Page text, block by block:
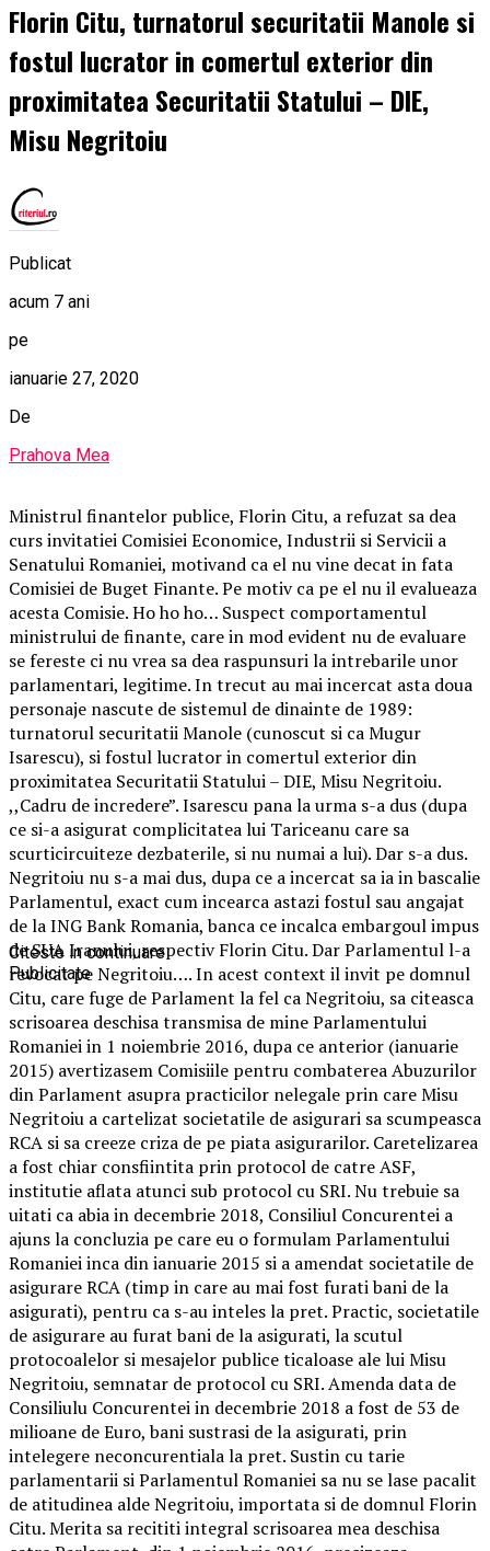
Florin Citu, turnatorul securitatii Manole si
fostul lucrator in comertul exterior din
proximitatea Securitatii Statului – DIE,
Misu Negritoiu
Publicat
acum 7 ani
pe
ianuarie 27, 2020
De
Prahova Mea
Ministrul finantelor publice, Florin Citu, a refuzat sa dea
curs invitatiei Comisiei Economice, Industrii si Servicii a
Senatului Romaniei, motivand ca el nu vine decat in fata
Comisiei de Buget Finante. Pe motiv ca pe el nu il evalueaza
acesta Comisie. Ho ho ho… Suspect comportamentul
ministrului de finante, care in mod evident nu de evaluare
se fereste ci nu vrea sa dea raspunsuri la intrebarile unor
parlamentari, legitime. In trecut au mai incercat asta doua
personaje nascute de sistemul de dinainte de 1989:
turnatorul securitatii Manole (cunoscut si ca Mugur
Isarescu), si fostul lucrator in comertul exterior din
proximitatea Securitatii Statului – DIE, Misu Negritoiu.
,,Cadru de incredere”. Isarescu pana la urma s-a dus (dupa
ce si-a asigurat complicitatea lui Tariceanu care sa
scurticircuiteze dezbaterile, si nu numai a lui). Dar s-a dus.
Negritoiu nu s-a mai dus, dupa ce a incercat sa ia in bascalie
Parlamentul, exact cum incearca astazi fostul sau angajat
de la ING Bank Romania, banca ce incalca embargoul impus
de SUA Iranului, respectiv Florin Citu. Dar Parlamentul l-a
revocat pe Negritoiu…. In acest context il invit pe domnul
Citu, care fuge de Parlament la fel ca Negritoiu, sa citeasca
scrisoarea deschisa transmisa de mine Parlamentului
Romaniei in 1 noiembrie 2016, dupa ce anterior (ianuarie
2015) avertizasem Comisiile pentru combaterea Abuzurilor
din Parlament asupra practicilor nelegale prin care Misu
Negritoiu a cartelizat societatile de asigurari sa scumpeasca
RCA si sa creeze criza de pe piata asigurarilor. Caretelizarea
a fost chiar consfiintita prin protocol de catre ASF,
institutie aflata atunci sub protocol cu SRI. Nu trebuie sa
uitati ca abia in decembrie 2018, Consiliul Concurentei a
ajuns la concluzia pe care eu o formulam Parlamentului
Romaniei inca din ianuarie 2015 si a amendat societatile de
asigurare RCA (timp in care au mai fost furati bani de la
asigurati), pentru ca s-au inteles la pret. Practic, societatile
de asigurare au furat bani de la asigurati, la scutul
protocoalelor si mesajelor publice ticaloase ale lui Misu
Negritoiu, semnatar de protocol cu SRI. Amenda data de
Consiliulu Concurentei in decembrie 2018 a fost de 53 de
milioane de Euro, bani sustrasi de la asigurati, prin
intelegere neconcurentiala la pret. Sustin cu tarie
parlamentarii si Parlamentul Romaniei sa nu se lase pacalit
de atitudinea alde Negritoiu, importata si de domnul Florin
Citu. Merita sa recititi integral scrisoarea mea deschisa
Citeste in continuare
Publicitate